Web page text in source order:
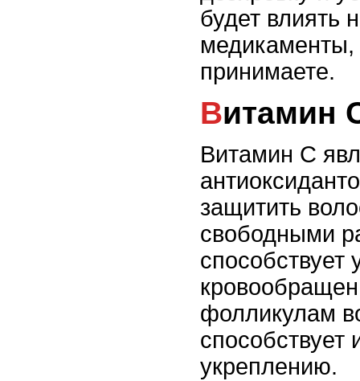
будет влиять
принимаете.
Витамин
Витамин С
защитить
свободными
фолликулам
способствует
укреплению.